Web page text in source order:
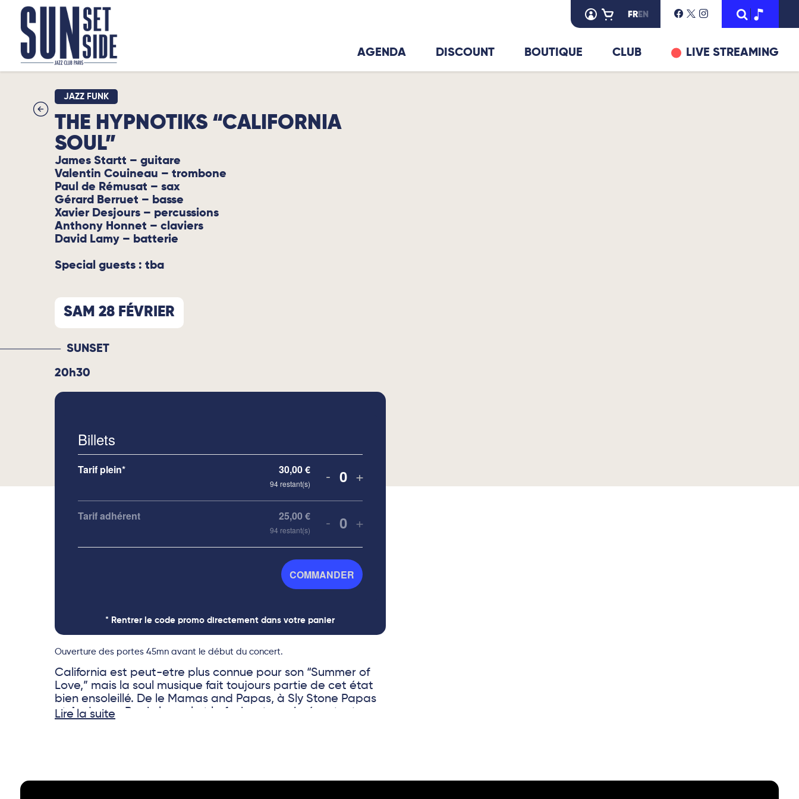
AGENDA DISCOUNT BOUTIQUE CLUB LIVE STREAMING
FR EN
JAZZ FUNK
THE HYPNOTIKS “CALIFORNIA
SOUL”
James Startt – guitare
Valentin Couineau – trombone
Paul de Rémusat – sax
Gérard Berruet – basse
Xavier Desjours – percussions
Anthony Honnet – claviers
David Lamy – batterie
Special guests : tba
SAM 28 FÉVRIER
SUNSET
20h30
Billets
Tarif plein* 30,00€
94restant(s) - Quantité
+
Tarif adhérent 25,00€
94 restant(s) - Quantité
+
COMMANDER
* Rentrer le code promo directement dans votre panier
Ouverture des portes 45mn avant le début du concert.
California est peut-etre plus connue pour son “Summer of
Love,” mais la soul musique fait toujours partie de cet état
bien ensoleillé. De le Mamas and Papas, à Sly Stone Papas
et Anderson Paak, la soul et la funk est omniprésent, et pour
Avec son mélange unique de « Downtown soul and Uptown
Lire la suite